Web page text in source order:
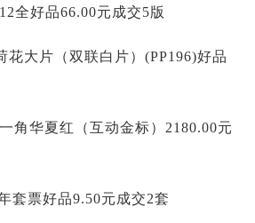
全好品66.00元成交5版
花大片（双联白片）(PP196)好品
角华夏红（互动金标）2180.00元
套票好品9.50元成交2套